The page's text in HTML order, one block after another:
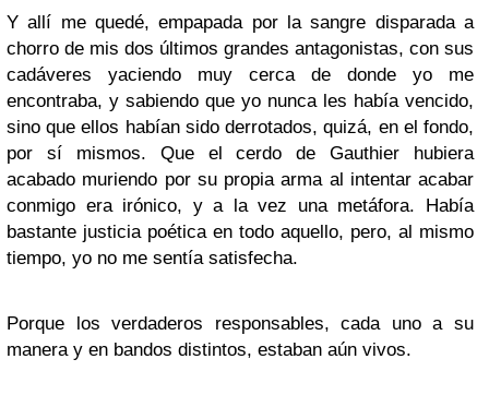
Y allí me quedé, empapada por la sangre disparada a
chorro de mis dos últimos grandes antagonistas, con sus
cadáveres yaciendo muy cerca de donde yo me
encontraba, y sabiendo que yo nunca les había vencido,
sino que ellos habían sido derrotados, quizá, en el fondo,
por sí mismos. Que el cerdo de Gauthier hubiera
acabado muriendo por su propia arma al intentar acabar
conmigo era irónico, y a la vez una metáfora. Había
bastante justicia poética en todo aquello, pero, al mismo
tiempo, yo no me sentía satisfecha.
Porque los verdaderos responsables, cada uno a su
manera y en bandos distintos, estaban aún vivos.